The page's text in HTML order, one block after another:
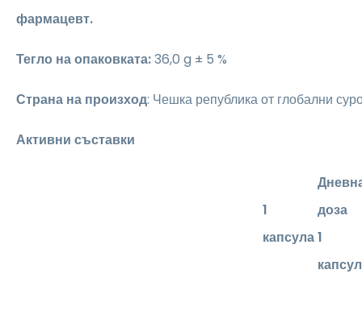
фармацевт.
Тегло на опаковката:36,0 g ± 5 %
Страна на произход: Чешка република от глобални
Активни съставки
1
капсула
доза
1